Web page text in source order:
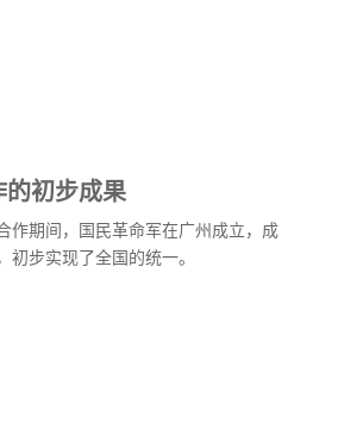
的初步成果
作期间，国民革命军在广州成立，成
初步实现了全国的统一。